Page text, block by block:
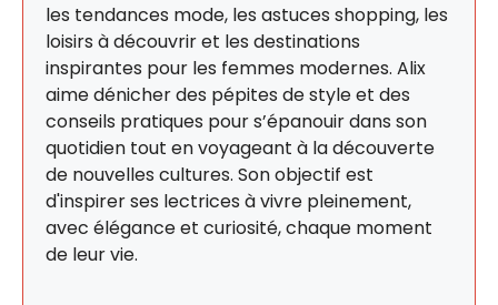
les tendances mode, les astuces shopping, les
loisirs à découvrir et les destinations
inspirantes pour les femmes modernes. Alix
aime dénicher des pépites de style et des
conseils pratiques pour s’épanouir dans son
quotidien tout en voyageant à la découverte
de nouvelles cultures. Son objectif est
d'inspirer ses lectrices à vivre pleinement,
avec élégance et curiosité, chaque moment
de leur vie.